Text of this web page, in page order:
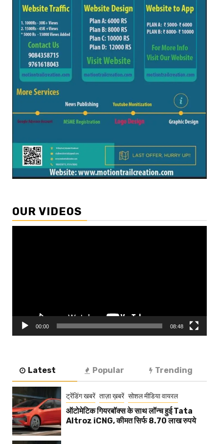
OUR VIDEOS
00:00 08:48
Latest Popular Trending
ट्रेंडिंग खबरें ताज़ा ख़बरें सोशल मीडिया वायरल
ऑटोमेटिक गियरबॉक्स के साथ लॉन्च हुई Tata
Altroz iCNG, कीमत सिर्फ 8.70 लाख रुपये